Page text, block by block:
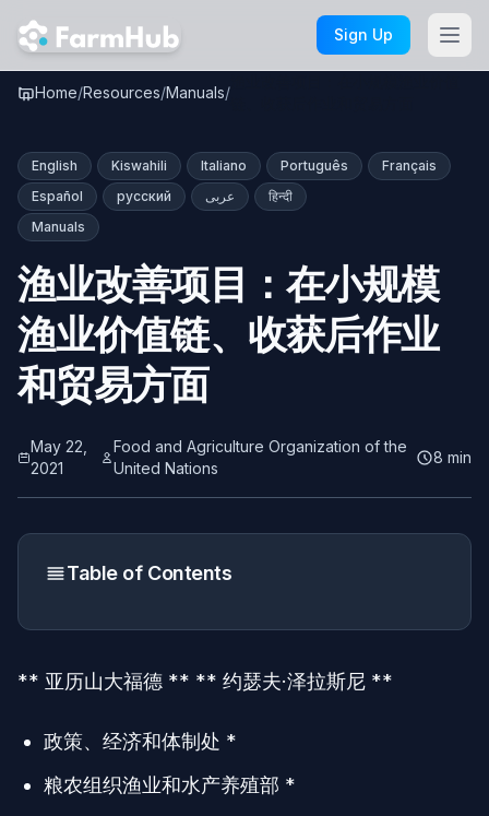
Skip to main content
Sign Up
Home/Resources/Manuals/
English Kiswahili Italiano Português
Français
Español
русский عربى
हिन्दी
Manuals
渔业改善项目：在小规模
渔业价值链、收获后作业
和贸易方面
May 22,
2021
Food and Agriculture Organization of the
United Nations
8 min
Table of Contents
** 亚历山大福德 ** ** 约瑟夫·泽拉斯尼 **
政策、经济和体制处 *
粮农组织渔业和水产养殖部 *